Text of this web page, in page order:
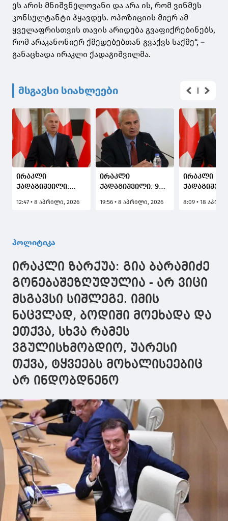
ეს არის მნიშვნელოვანი და არა ის, რომ ვინმეს
კონსულტანტი ჰყავდეს. ოპოზიციის მიერ ამ
ყველაფრისთვის თავის არიდება გვაფიქრებინებს,
რომ არაკანონიერ ქმედებებთან გვაქვს საქმე“, –
განაცხადა ირაკლი ქადაგიშვილმა.
მსგავსი სიახლეები
ირაკლი
ქადაგიშვილი:
ჩამდენ
იფარებს,
საშუალება თუ
მიეცემათ,
ეცდებიან,
ქართულ
პოლიტიკაში
დააბრუნონ
12:47 • 8 აპრილი, 2026
ირაკლი
ქადაგიშვილი: 9
მკაფიოდ იყო
პოლიტიკური
მდგენელი,
მოსკოვისთვის
ყველაზე უფრო
მიუღებელი იყო
19:56 • 8 აპრილი, 2026
ირაკლი
და
წვლილი
8:09 • 18
პოლიტიკა
ირაკლი ზარქუა: გია ბარამიძე
გონებაშეზღუდულია - არ ვიცი
მსგავსი სიშლეგე. იმის
ნაცვლად, ბოდიში მოეხადა და
ეთქვა, სხვა რამეს
ვგულისხმობდიო, უარესი
თქვა, ტყვეებს მოხალისეებიც
არ ინდობდნენო